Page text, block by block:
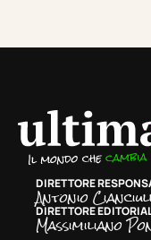
DIRETTORE
Antonio
DIRETTORE
Massimiliano